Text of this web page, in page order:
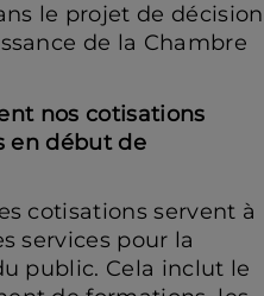
le projet de décision
de la Chambre
nos cotisations
en début de
cotisations servent à
services pour la
public. Cela inclut le